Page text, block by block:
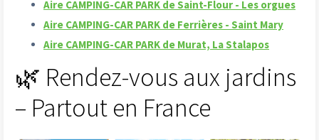
Aire CAMPING-CAR PARK de Saint-Flour - Les orgues
Aire CAMPING-CAR PARK de Ferrières - Saint Mary
Aire CAMPING-CAR PARK de Murat, La Stalapos
🌿 Rendez-vous aux jardins
– Partout en France